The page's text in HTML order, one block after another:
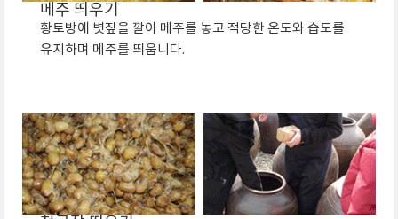
메주 띄우기
황토방에 볏짚을 깔아 메주를 놓고 적당한 온도와 습도를
유지하며 메주를 띄웁니다.